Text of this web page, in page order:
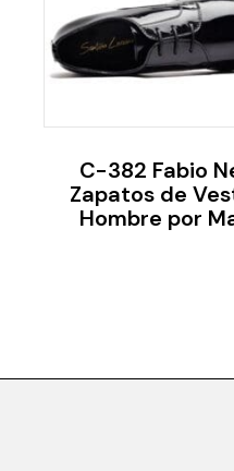
C-382 Fabio
Zapatos de
Hombre por